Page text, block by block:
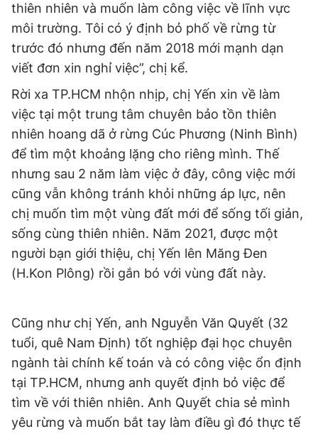
thiên nhiên và muốn làm công việc về lĩnh vực
môi trường. Tôi có ý định bỏ phố về rừng từ
trước đó nhưng đến năm 2018 mới mạnh dạn
viết đơn xin nghỉ việc”, chị kể.
Rời xa TP.HCM nhộn nhịp, chị Yến xin về làm
việc tại một trung tâm chuyên bảo tồn thiên
nhiên hoang dã ở rừng Cúc Phương (Ninh Bình)
để tìm một khoảng lặng cho riêng mình. Thế
nhưng sau 2 năm làm việc ở đây, công việc mới
cũng vẫn không tránh khỏi những áp lực, nên
chị muốn tìm một vùng đất mới để sống tối giản,
sống cùng thiên nhiên. Năm 2021, được một
người bạn giới thiệu, chị Yến lên Măng Đen
(H.Kon Plông) rồi gắn bó với vùng đất này.
Cũng như chị Yến, anh Nguyễn Văn Quyết (32
tuổi, quê Nam Định) tốt nghiệp đại học chuyên
ngành tài chính kế toán và có công việc ổn định
tại TP.HCM, nhưng anh quyết định bỏ việc để
tìm về với thiên nhiên. Anh Quyết chia sẻ mình
yêu rừng và muốn bắt tay làm điều gì đó thực tế